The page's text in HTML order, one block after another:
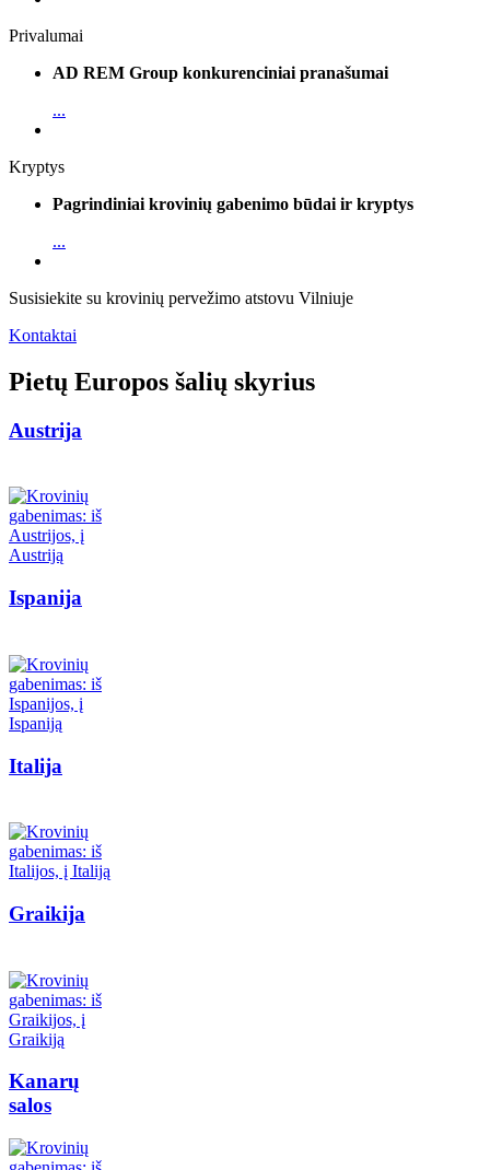
Privalumai
AD REM Group konkurenciniai pranašumai
...
Kryptys
Pagrindiniai krovinių gabenimo būdai ir kryptys
...
Susisiekite su krovinių pervežimo atstovu Vilniuje
Kontaktai
Pietų Europos šalių skyrius
Austrija
Ispanija
Italija
Graikija
Kanarų
salos